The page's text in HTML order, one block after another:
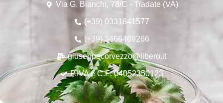
Via G. Bianchi, 78/C - Tradate (VA)
(+39) 0331841577
(+39) 3466469266
giuseppecorvezzo@libero.it
P.IVA e C.F: 04052350123